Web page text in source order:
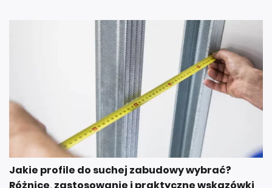
Jakie profile do suchej zabudowy wybrać?